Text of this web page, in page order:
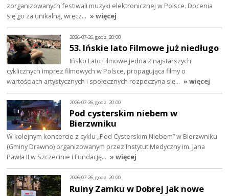
zorganizowanych festiwali muzyki elektronicznej w Polsce. Docenia
się go za unikalną, wręcz… » więcej
2026-07-26, godz. 20:00
53. Ińskie lato Filmowe już niedługo
Ińsko Lato Filmowe jedna z najstarszych
cyklicznych imprez filmowych w Polsce, propagująca filmy o
wartościach artystycznych i społecznych rozpoczyna się… » więcej
2026-07-26, godz. 20:00
Pod cysterskim niebem w
Bierzwniku
W kolejnym koncercie z cyklu „Pod Cysterskim Niebem” w Bierzwniku
(Gminy Drawno) organizowanym przez Instytut Medyczny im. Jana
Pawła II w Szczecinie i Fundację… » więcej
2026-07-26, godz. 20:00
Ruiny Zamku w Dobrej jak nowe